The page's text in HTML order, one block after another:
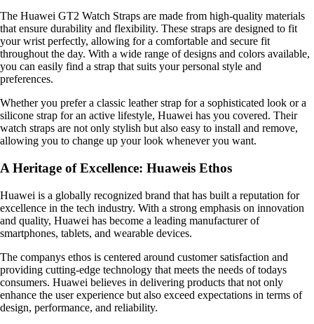
The Huawei GT2 Watch Straps are made from high-quality materials
that ensure durability and flexibility. These straps are designed to fit
your wrist perfectly, allowing for a comfortable and secure fit
throughout the day. With a wide range of designs and colors available,
you can easily find a strap that suits your personal style and
preferences.
Whether you prefer a classic leather strap for a sophisticated look or a
silicone strap for an active lifestyle, Huawei has you covered. Their
watch straps are not only stylish but also easy to install and remove,
allowing you to change up your look whenever you want.
A Heritage of Excellence: Huaweis Ethos
Huawei is a globally recognized brand that has built a reputation for
excellence in the tech industry. With a strong emphasis on innovation
and quality, Huawei has become a leading manufacturer of
smartphones, tablets, and wearable devices.
The companys ethos is centered around customer satisfaction and
providing cutting-edge technology that meets the needs of todays
consumers. Huawei believes in delivering products that not only
enhance the user experience but also exceed expectations in terms of
design, performance, and reliability.